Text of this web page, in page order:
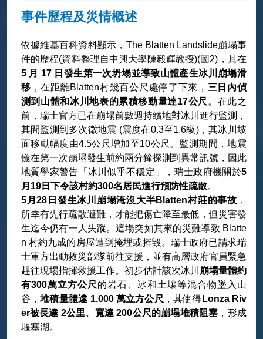
事件歷程及災情概述
依據維基百科資料顯示，The Blatten Landslide崩塌事
件的歷程(資料整理自中興大學陳毅輝教授)(圖2)，其在
5 月 17 日發生第一次坍塌並導致山體產生冰川崩塌滑
移 ，在距離Blatten村幾百公尺處停了下來， 三日內偵
測到山體和冰川地表的累積移動量達17公尺 。在此之
前，瑞士官方已在崩塌前數週持續地對冰川進行監測，
其間監測到多次徵地震 (震度在0.3至1.6級)，其冰川坡
面移動幅度由4.5公尺增加至10公尺。監測期間，地震
儀在第一次崩塌發生前約兩分鐘探測到異常訊號，因此
地質學家警告「冰川似乎不穩定」，瑞士政府機關於5
月19日下令該村約300名居民進行預防性疏散。
5月28日發生冰川崩塌淹沒大半Blatten村莊的事故 ，
所幸有先行疏散避難，才能把傷亡降至最低，但災害發
生迄今仍有一人失蹤。這場突如其來的災難導致 Blatte
n 村約九成的房屋遭到掩埋或摧毀。瑞士政府已請求瑞
士軍方出動救災部隊前往支援，並有高層政府官員緊急
趕往現場指揮救援工作。初步估計該次冰川
崩塌量體約
有300萬立方公尺 的岩石、冰和土壤等混合物墜入山
谷，堆積量體達 1,000 萬立方公尺 ，其使得 Lonza Riv
er被長達 2公里、寬達 200公尺的崩塌堆積阻塞 ，形成
堰塞湖。